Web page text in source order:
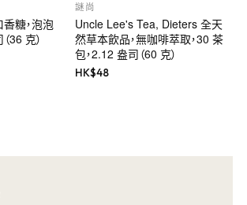
糖，泡泡
36 克）
謎尚
Uncle Lee's Tea, Dieters 全天
然草本飲品，無咖啡萃取，30 茶
包，2.12 盎司（60 克）
HK$48